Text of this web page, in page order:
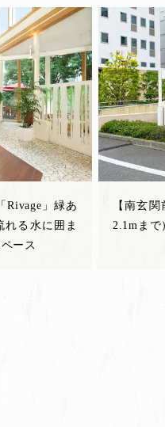
Rivage」緑あ
れる水に囲ま
ース
【南玄
2.1mまで